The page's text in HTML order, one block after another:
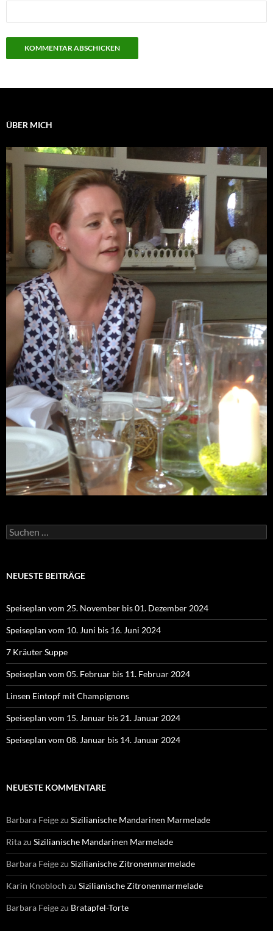
ÜBER MICH
Suchen
nach:
NEUESTE BEITRÄGE
Speiseplan vom 25. November bis 01. Dezember 2024
Speiseplan vom 10. Juni bis 16. Juni 2024
7 Kräuter Suppe
Speiseplan vom 05. Februar bis 11. Februar 2024
Linsen Eintopf mit Champignons
Speiseplan vom 15. Januar bis 21. Januar 2024
Speiseplan vom 08. Januar bis 14. Januar 2024
NEUESTE KOMMENTARE
Barbara Feigezu Sizilianische Mandarinen Marmelade
Ritazu Sizilianische Mandarinen Marmelade
Barbara Feigezu Sizilianische Zitronenmarmelade
Karin Knobloch zu Sizilianische Zitronenmarmelade
Barbara Feigezu Bratapfel-Torte